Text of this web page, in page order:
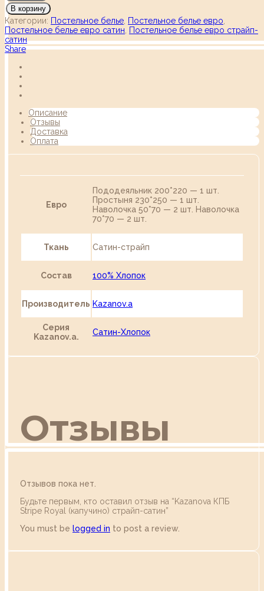
В корзину
Категории: Постельное белье Постельное белье евро
Постельное белье евро сатин
Постельное белье евро страйп-
сатин
Share
Описание
Отзывы
Доставка
Оплата
Евро
Пододеяльник 200*220 — 1 шт.
Простыня 230*250 — 1 шт.
Наволочка 50*70 — 2 шт. Наволочка
70*70 — 2 шт.
Ткань Сатин-страйп
Состав 100% Хлопок
Производитель Kazanov.a
Серия
Kazanov.a.
Сатин-Хлопок
Отзывы
Отзывов пока нет.
Будьте первым, кто оставил отзыв на “Kazanova КПБ
Stripe Royal (капучино) страйп-сатин”
You must be logged in to post a review.